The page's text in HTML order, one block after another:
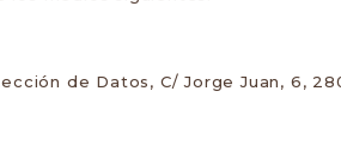
de Datos, C/ Jorge Juan, 6,